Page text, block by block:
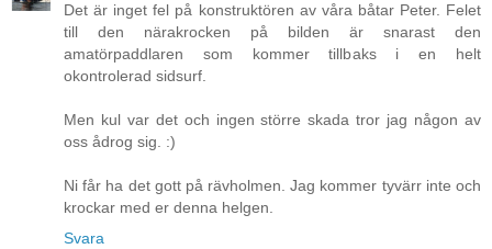
Det är inget fel på konstruktören av våra båtar Peter. Felet
till den närakrocken på bilden är snarast den
amatörpaddlaren som kommer tillbaks i en helt
okontrolerad sidsurf.
Men kul var det och ingen större skada tror jag någon av
oss ådrog sig. :)
Ni får ha det gott på rävholmen. Jag kommer tyvärr inte och
krockar med er denna helgen.
Svara